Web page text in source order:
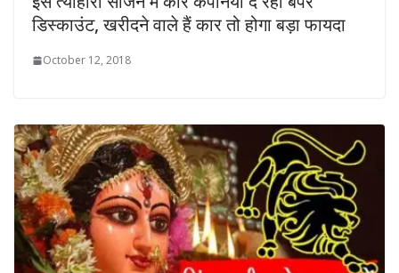
डिस्काउंट, खरीदने वाले हैं कार तो होगा बड़ा फायदा
October 12, 2018